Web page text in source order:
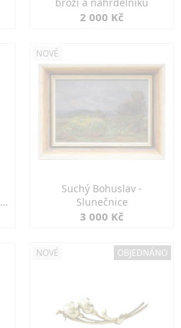
2 000 Kč
NOVÉ
Suchý Bohuslav -
Slunečnice
3 000 Kč
NOVÉ OBJEDNÁNO